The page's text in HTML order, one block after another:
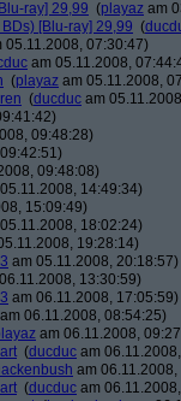
ray] 29,99 (playaz am
[Blu-ray] 29,99 (
05.11.2008, 07:30:47)
am 05.11.2008,
(playaz am 05.11.2008,
(ducduc am
09:48:28)
09:48:08)
14:49:34)
15:09:49)
18:02:24)
19:28:14)
am 05.11.2008, 20:18:57)
13:30:59)
am 06.11.2008, 17:05:59)
am 06.11.2008, 08:54:25)
am 06.11.2008,
(ducduc am
am
(ducduc am